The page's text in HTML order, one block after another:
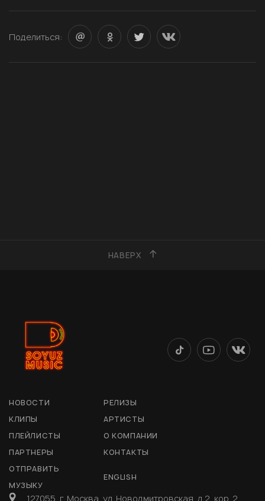
Поделиться:
НАВЕРХ
НОВОСТИ
РЕЛИЗЫ
КЛИПЫ
АРТИСТЫ
ПЛЕЙЛИСТЫ
О КОМПАНИИ
ПАРТНЕРЫ
КОНТАКТЫ
ОТПРАВИТЬ
МУЗЫКУ
ENGLISH
127055, г. Москва, ул. Новодмитровская, д 2, кор. 2